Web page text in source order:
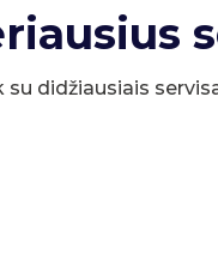
didžiausiais